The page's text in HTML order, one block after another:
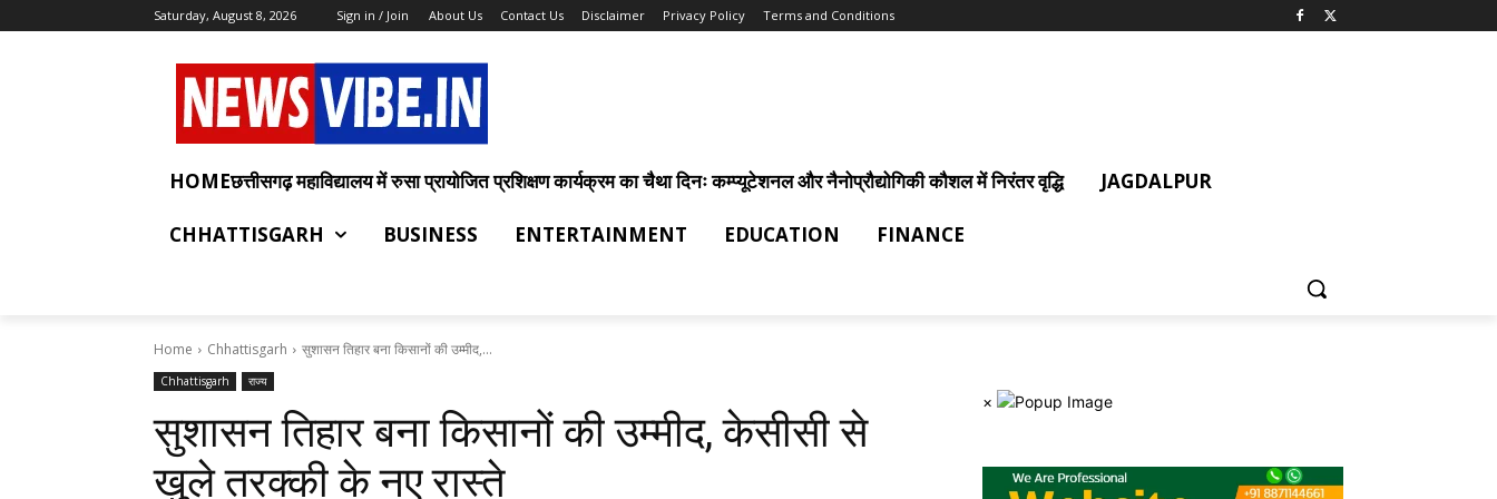
Saturday, August 8, 2026 Sign in / Join About Us Contact Us Disclaimer Privacy Policy Terms and Conditions
HOMEछत्तीसगढ़ महाविद्यालय में रुसा प्रायोजित प्रशिक्षण कार्यक्रम का चैथा दिनः कम्प्यूटेशनल और नैनोप्रौद्योगिकी कौशल में निरंतर वृद्धि JAGDALPUR
CHHATTISGARH BUSINESS ENTERTAINMENT EDUCATION FINANCE
Home Chhattisgarh सुशासन तिहार बना किसानों की उम्मीद,...
Chhattisgarh राज्य
सुशासन तिहार बना किसानों की उम्मीद, केसीसी से
खुले तरक्की के नए रास्ते
×